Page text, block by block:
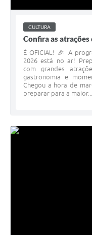
CULTURA
Confira as atrações
É OFICIAL! 🎉 A
2026 está no ar!
com grandes
gastronomia e
Chegou a hora de
preparar para a maior...